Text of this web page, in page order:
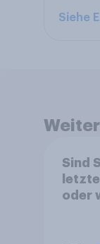
Siehe
Sind
oder